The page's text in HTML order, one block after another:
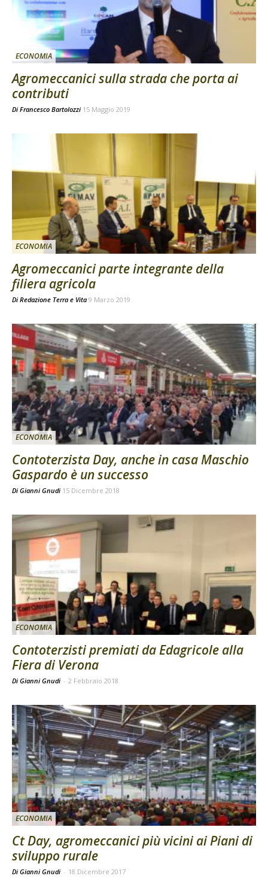
ECONOMIA
Agromeccanici sulla strada che porta ai
contributi
Di Francesco Bartolozzi 15 Maggio 2019
ECONOMIA
Agromeccanici parte integrante della
filiera agricola
Di Redazione Terra e Vita 9 Marzo 2019
ECONOMIA
Contoterzista Day, anche in casa Maschio
Gaspardo è un successo
Di Gianni Gnudi 15 Dicembre 2018
ECONOMIA
Contoterzisti premiati da Edagricole alla
Fiera di Verona
Di Gianni Gnudi - 2 Febbraio 2018
ECONOMIA
Ct Day, agromeccanici più vicini ai Piani di
sviluppo rurale
Di Gianni Gnudi - 18 Dicembre 2017